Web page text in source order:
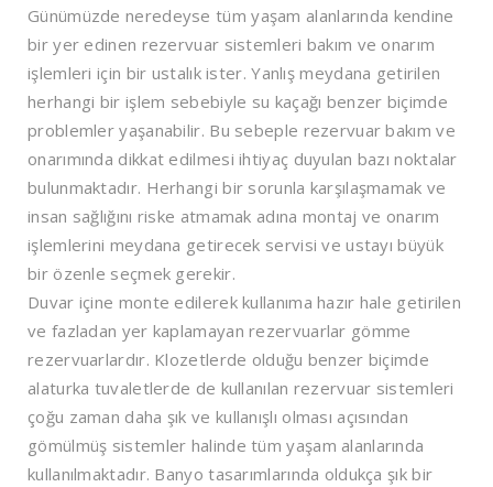
Günümüzde neredeyse tüm yaşam alanlarında kendine
bir yer edinen rezervuar sistemleri bakım ve onarım
işlemleri için bir ustalık ister. Yanlış meydana getirilen
herhangi bir işlem sebebiyle su kaçağı benzer biçimde
problemler yaşanabilir. Bu sebeple rezervuar bakım ve
onarımında dikkat edilmesi ihtiyaç duyulan bazı noktalar
bulunmaktadır. Herhangi bir sorunla karşılaşmamak ve
insan sağlığını riske atmamak adına montaj ve onarım
işlemlerini meydana getirecek servisi ve ustayı büyük
bir özenle seçmek gerekir.
Duvar içine monte edilerek kullanıma hazır hale getirilen
ve fazladan yer kaplamayan rezervuarlar gömme
rezervuarlardır. Klozetlerde olduğu benzer biçimde
alaturka tuvaletlerde de kullanılan rezervuar sistemleri
çoğu zaman daha şık ve kullanışlı olması açısından
gömülmüş sistemler halinde tüm yaşam alanlarında
kullanılmaktadır. Banyo tasarımlarında oldukça şık bir